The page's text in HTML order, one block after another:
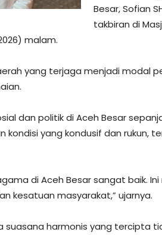
Besar, Sofian
takbiran di
malam.
yang terjaga menjadi modal
dan politik di Aceh Besar
kondisi yang kondusif dan rukun,
di Aceh Besar sangat baik.
kesatuan masyarakat,” ujarnya.
suasana harmonis yang tercipta